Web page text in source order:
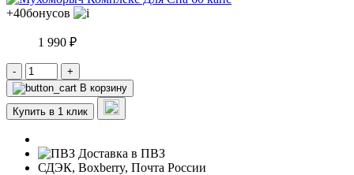
+40бонусов
1 990 ₽
-
+
В корзину
Купить в 1 клик
Доставка в ПВЗ
СДЭК, Boxberry, Почта России